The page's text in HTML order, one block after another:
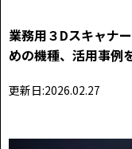
業務用３Dスキャナ
めの機種、活用事例
更新日:2026.02.27